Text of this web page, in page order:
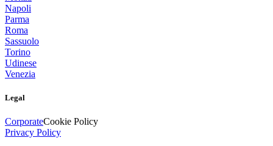
Napoli
Parma
Roma
Sassuolo
Torino
Udinese
Venezia
Legal
CorporateCookie Policy
Privacy Policy